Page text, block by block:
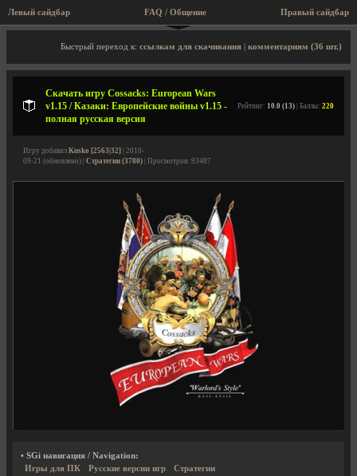
Левый сайдбар Правый сайдбар
FAQ / Общение
Описание игры, скриншоты, видео
Быстрый переход к: ссылкам для скачивания комментариям (36 шт.)
Скачать игру Cossacks: European Wars
v1.15 / Казаки: Европейские войны v1.15 -
полная русская версия
Рейтинг: 10.0 (13) | Баллы: 220
Игру добавил Kusko [2563|32] | 2010-
09-21 (обновлено) | Стратегии (3780) | Просмотров: 93487
• SGi навигация / Navigation:
Игры для ПК
Русские версии игр
Стратегии